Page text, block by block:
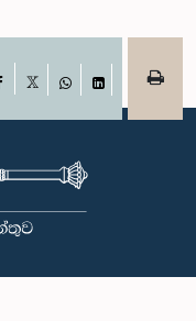
Facebook